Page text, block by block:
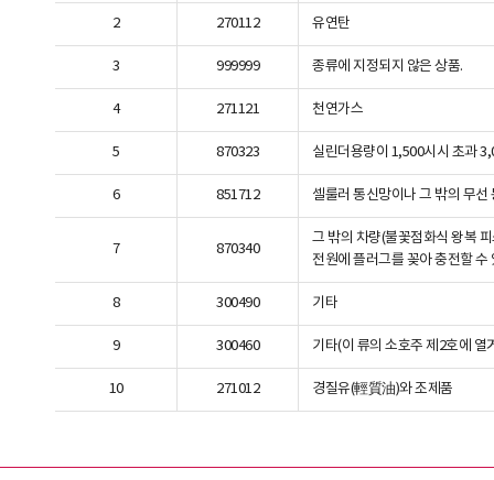
2 270112 유연탄
3 999999 종류에 지정되지 않은 상품.
4 271121 천연가스
5 870323 실린더용량이 1,500시시 초과
6 851712 셀룰러 통신망이나 그 밖의 무선
7 870340
그 밖의 차량(불꽃점화식 왕복
전원에 플러그를 꽂아 충전할
8 300490 기타
9 300460 기타(이 류의 소호주 제2호에 열
10 271012 경질유(輕質油)와 조제품